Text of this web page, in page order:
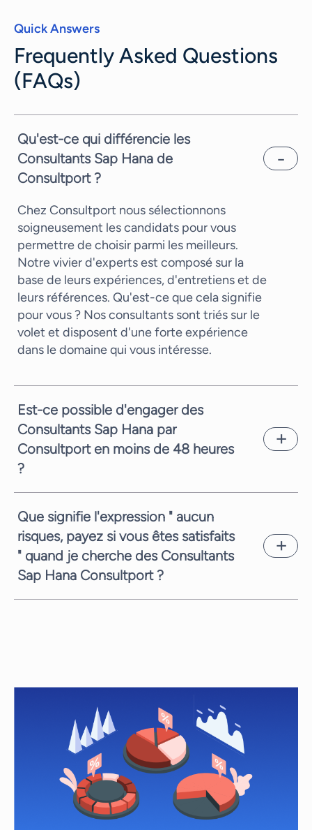
Quick Answers
Frequently Asked Questions
(FAQs)
Qu'est-ce qui différencie les
Consultants Sap Hana de
Consultport ?
Chez Consultport nous sélectionnons
soigneusement les candidats pour vous
permettre de choisir parmi les meilleurs.
Notre vivier d'experts est composé sur la
base de leurs expériences, d'entretiens et de
leurs références. Qu'est-ce que cela signifie
pour vous ? Nos consultants sont triés sur le
volet et disposent d'une forte expérience
dans le domaine qui vous intéresse.
Est-ce possible d'engager des
Consultants Sap Hana par
Consultport en moins de 48 heures
?
ouvrés. Cela dépend de la complexité de la
demande et de la disponibilité des
consultants. En tout cas, vous proposer
rapidement un candidat pertinent est notre
Que signifie l'expression " aucun
risques, payez si vous êtes satisfaits
" quand je cherche des Consultants
Sap Hana Consultport ?
transparence.